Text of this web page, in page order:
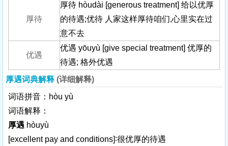
厚待
厚待 hòudài [generous treatment] 给以优厚
的待遇;优待 人家这样厚待咱们,心里实在过
意不去
优遇
优遇 yōuyù [give special treatment] 优厚的
待遇; 格外优遇
厚遇词典解释 (详细解释)
词语拼音：hòu yù
词语解释：
厚遇 hòuyù
[excellent pay and conditions]∶很优厚的待遇